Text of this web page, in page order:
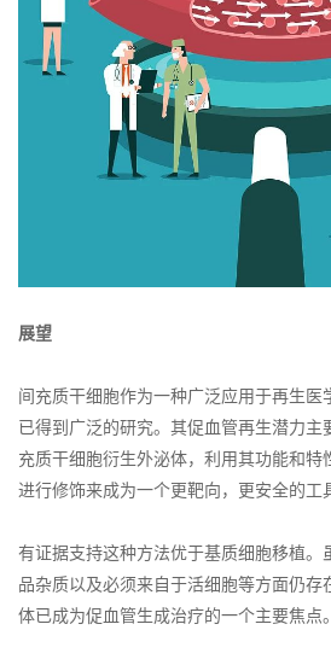
展望
间充质干细胞作为一种广泛应用于再生医
已得到广泛的研究。其促血管再生潜力主
充质干细胞衍生外泌体，利用其功能和特
进行修饰来成为一个更靶向，更安全的工
有证据支持这种方法优于基质细胞移植。
品杂质以及必须来自于活细胞等方面仍存
体已成为促血管生成治疗的一个主要焦点。